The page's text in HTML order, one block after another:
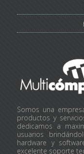
Somos una
productos y
dedicamos a
usuarios
hardware y
excelente soporte